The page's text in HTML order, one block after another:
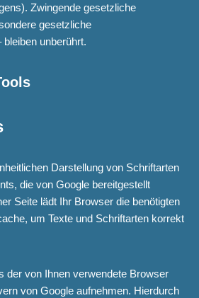
Zwingende gesetzliche
gesetzliche
unberührt.
Darstellung von Schriftarten
die von Google bereitgestellt
Seite lädt Ihr Browser die benötigten
um Texte und Schriftarten korrekt
der von Ihnen verwendete Browser
von Google aufnehmen. Hierdurch